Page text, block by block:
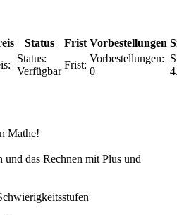
Status Frist Vorbestellungen
Status:
Verfügbar
Frist:
Vorbestellungen:
0
Mathe!
das Rechnen mit Plus und